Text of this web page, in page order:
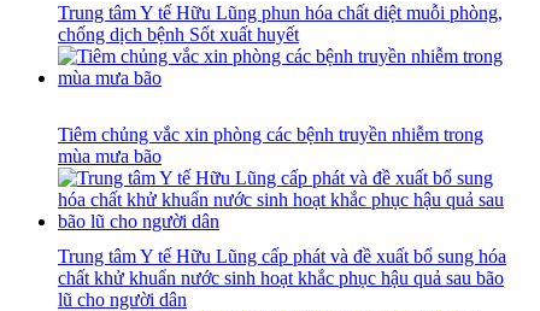
Trung tâm Y tế Hữu Lũng phun hóa chất diệt muỗi phòng,
chống dịch bệnh Sốt xuất huyết
Tiêm chủng vắc xin phòng các bệnh truyền nhiễm trong
mùa mưa bão
Trung tâm Y tế Hữu Lũng cấp phát và đề xuất bổ sung hóa
chất khử khuẩn nước sinh hoạt khắc phục hậu quả sau bão
lũ cho người dân